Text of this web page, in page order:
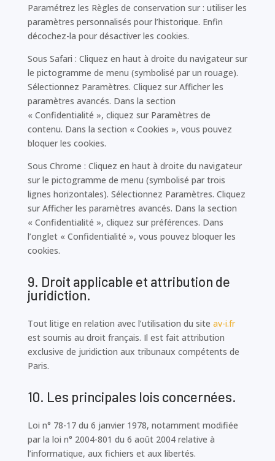
Paramétrez les Règles de conservation sur : utiliser les
paramètres personnalisés pour l’historique. Enfin
décochez-la pour désactiver les cookies.
Sous Safari : Cliquez en haut à droite du navigateur sur
le pictogramme de menu (symbolisé par un rouage).
Sélectionnez Paramètres. Cliquez sur Afficher les
paramètres avancés. Dans la section
« Confidentialité », cliquez sur Paramètres de
contenu. Dans la section « Cookies », vous pouvez
bloquer les cookies.
Sous Chrome : Cliquez en haut à droite du navigateur
sur le pictogramme de menu (symbolisé par trois
lignes horizontales). Sélectionnez Paramètres. Cliquez
sur Afficher les paramètres avancés. Dans la section
« Confidentialité », cliquez sur préférences. Dans
l’onglet « Confidentialité », vous pouvez bloquer les
cookies.
9. Droit applicable et attribution de
juridiction.
Tout litige en relation avec l’utilisation du site av-i.fr
est soumis au droit français. Il est fait attribution
exclusive de juridiction aux tribunaux compétents de
Paris.
10. Les principales lois concernées.
Loi n° 78-17 du 6 janvier 1978, notamment modifiée
par la loi n° 2004-801 du 6 août 2004 relative à
l’informatique, aux fichiers et aux libertés.